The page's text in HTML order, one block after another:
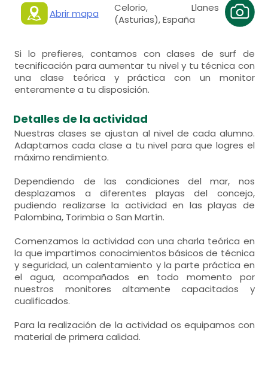
Abrir mapa
Celorio, Llanes
(Asturias), España
Si lo prefieres, contamos con clases de surf de
tecnificación para aumentar tu nivel y tu técnica con
una clase teórica y práctica con un monitor
enteramente a tu disposición.
Detalles de la actividad
Nuestras clases se ajustan al nivel de cada alumno.
Adaptamos cada clase a tu nivel para que logres el
máximo rendimiento.
Dependiendo de las condiciones del mar, nos
desplazamos a diferentes playas del concejo,
pudiendo realizarse la actividad en las playas de
Palombina, Torimbia o San Martín.
Comenzamos la actividad con una charla teórica en
la que impartimos conocimientos básicos de técnica
y seguridad, un calentamiento y la parte práctica en
el agua, acompañados en todo momento por
nuestros monitores altamente capacitados y
cualificados.
Para la realización de la actividad os equipamos con
material de primera calidad.